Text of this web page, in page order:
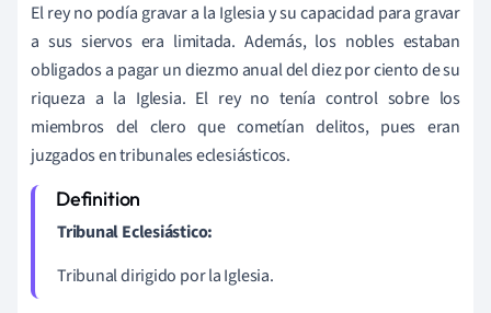
El rey no podía gravar a la Iglesia y su capacidad para gravar
a sus siervos era limitada. Además, los nobles estaban
obligados a pagar un diezmo anual del diez por ciento de su
riqueza a la Iglesia. El rey no tenía control sobre los
miembros del clero que cometían delitos, pues eran
juzgados en tribunales eclesiásticos.
Tribunal Eclesiástico:
Tribunal dirigido por la Iglesia.